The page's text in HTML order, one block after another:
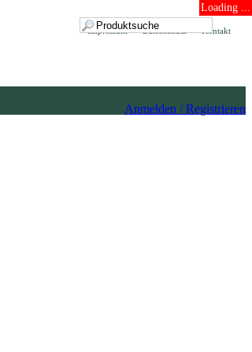
Loading ...
Kontakt
Datenschutz
Impressum
Anmelden / Registrieren